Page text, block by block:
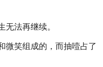
无法再继续。
微笑组成的，而抽噎占了